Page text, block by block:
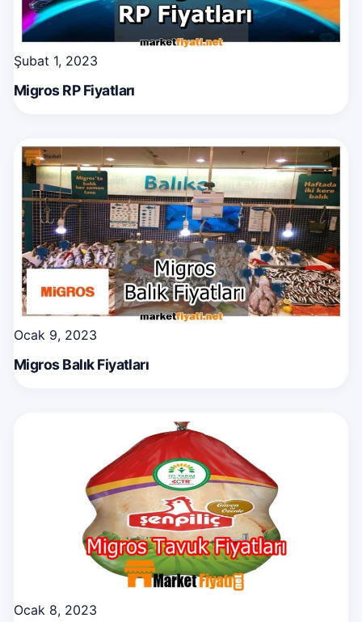
Şubat 1, 2023
Migros RP Fiyatları
Ocak 9, 2023
Migros Balık Fiyatları
Ocak 8, 2023